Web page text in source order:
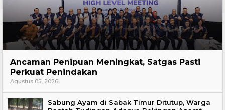
Ancaman Penipuan Meningkat, Satgas Pasti
Perkuat Penindakan
Agustus 05, 2026
Sabung Ayam di Sabak Timur Ditutup, Warga